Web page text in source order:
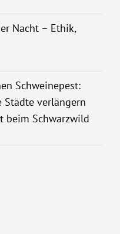
Nacht – Ethik,
Schweinepest:
Städte verlängern
beim Schwarzwild